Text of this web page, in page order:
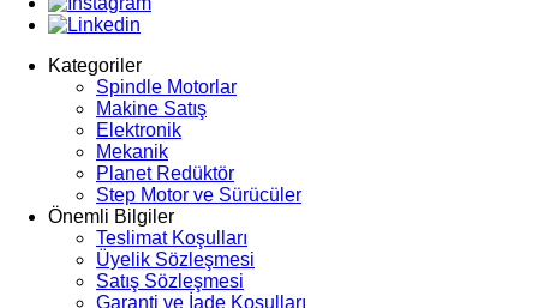
Kategoriler
Spindle Motorlar
Makine Satış
Elektronik
Mekanik
Planet Redüktör
Step Motor ve Sürücüler
Önemli Bilgiler
Teslimat Koşulları
Üyelik Sözleşmesi
Satış Sözleşmesi
Garanti ve İade Koşulları